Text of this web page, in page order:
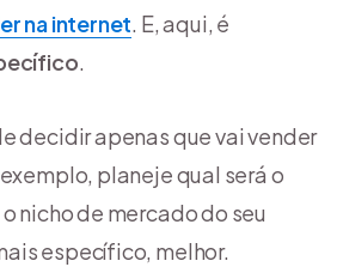
na internet. E, aqui, é
.
decidir apenas que vai vender
planeje qual será o
nicho de mercado do seu
específico, melhor.